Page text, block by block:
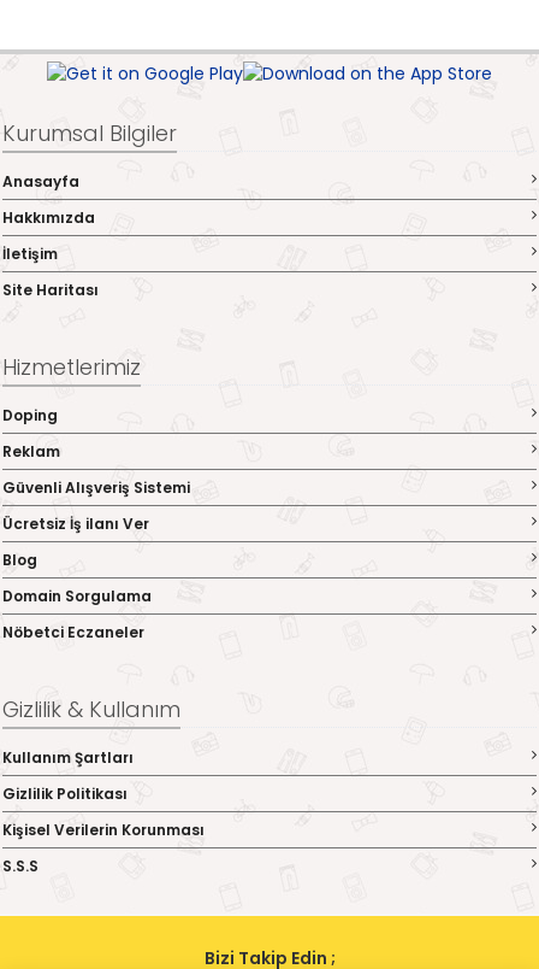
Kurumsal Bilgiler
Anasayfa
Hakkımızda
İletişim
Site Haritası
Hizmetlerimiz
Doping
Reklam
Güvenli Alışveriş Sistemi
Ücretsiz İş ilanı Ver
Blog
Domain Sorgulama
Nöbetci Eczaneler
Gizlilik & Kullanım
Kullanım Şartları
Gizlilik Politikası
Kişisel Verilerin Korunması
S.S.S
Bizi Takip Edin ;